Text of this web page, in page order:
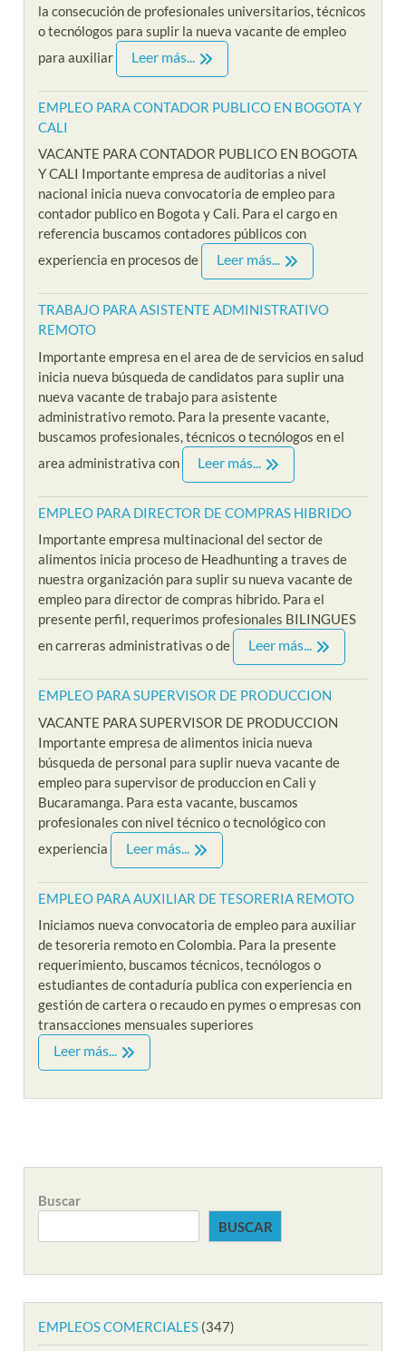
la consecución de profesionales universitarios, técnicos
o tecnólogos para suplir la nueva vacante de empleo
para auxiliar
Leer más...
EMPLEO PARA CONTADOR PUBLICO EN BOGOTA Y
CALI
VACANTE PARA CONTADOR PUBLICO EN BOGOTA
Y CALI Importante empresa de auditorias a nivel
nacional inicia nueva convocatoria de empleo para
contador publico en Bogota y Cali. Para el cargo en
referencia buscamos contadores públicos con
experiencia en procesos de
Leer más...
TRABAJO PARA ASISTENTE ADMINISTRATIVO
REMOTO
Importante empresa en el area de de servicios en salud
inicia nueva búsqueda de candidatos para suplir una
nueva vacante de trabajo para asistente
administrativo remoto. Para la presente vacante,
buscamos profesionales, técnicos o tecnólogos en el
area administrativa con
Leer más...
EMPLEO PARA DIRECTOR DE COMPRAS HIBRIDO
Importante empresa multinacional del sector de
alimentos inicia proceso de Headhunting a traves de
nuestra organización para suplir su nueva vacante de
empleo para director de compras hibrido. Para el
presente perfil, requerimos profesionales BILINGUES
en carreras administrativas o de
Leer más...
EMPLEO PARA SUPERVISOR DE PRODUCCION
VACANTE PARA SUPERVISOR DE PRODUCCION
Importante empresa de alimentos inicia nueva
búsqueda de personal para suplir nueva vacante de
empleo para supervisor de produccion en Cali y
Bucaramanga. Para esta vacante, buscamos
profesionales con nivel técnico o tecnológico con
experiencia
Leer más...
EMPLEO PARA AUXILIAR DE TESORERIA REMOTO
Iniciamos nueva convocatoria de empleo para auxiliar
de tesoreria remoto en Colombia. Para la presente
requerimiento, buscamos técnicos, tecnólogos o
estudiantes de contaduría publica con experiencia en
gestión de cartera o recaudo en pymes o empresas con
transacciones mensuales superiores
Leer más...
Buscar
BUSCAR
EMPLEOS COMERCIALES (347)